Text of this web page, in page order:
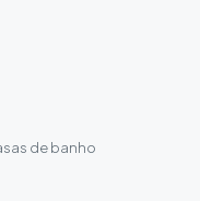
de banho